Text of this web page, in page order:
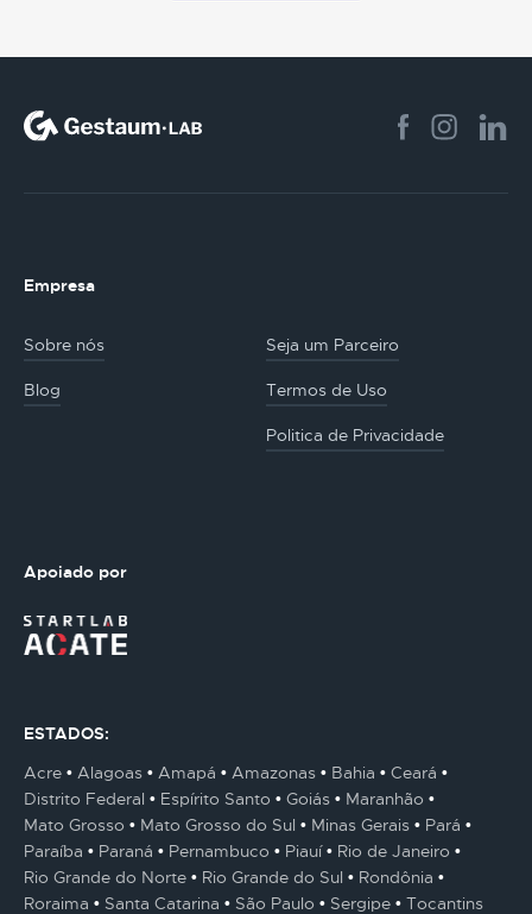
Empresa
Sobre nós Seja um Parceiro
Blog Termos de Uso
Politica de Privacidade
Apoiado por
ESTADOS:
Acre
Alagoas Amapá Amazonas Bahia
Ceará
Distrito Federal
Espírito Santo Goiás
Maranhão
Mato Grosso
Mato Grosso do Sul Minas Gerais
Pará
Paraíba
Paraná Pernambuco Piauí
Rio de Janeiro
Rio Grande do Norte
Rio Grande do Sul
Rondônia
Roraima
Santa Catarina São Paulo Sergipe Tocantins